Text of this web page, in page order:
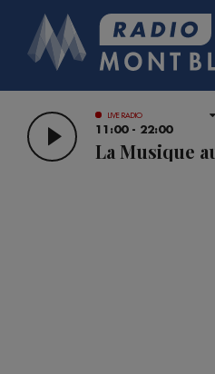
LIVE RADIO
11:00 - 22:00